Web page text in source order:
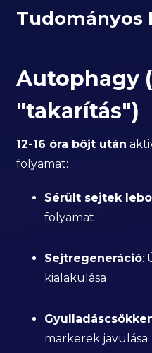
Tudományos
Autophagy
"takarítás")
12-16 óra böjt után
folyamat:
Sérült sejtek
folyamat
Sejtregeneráció:
kialakulása
markerek javulása